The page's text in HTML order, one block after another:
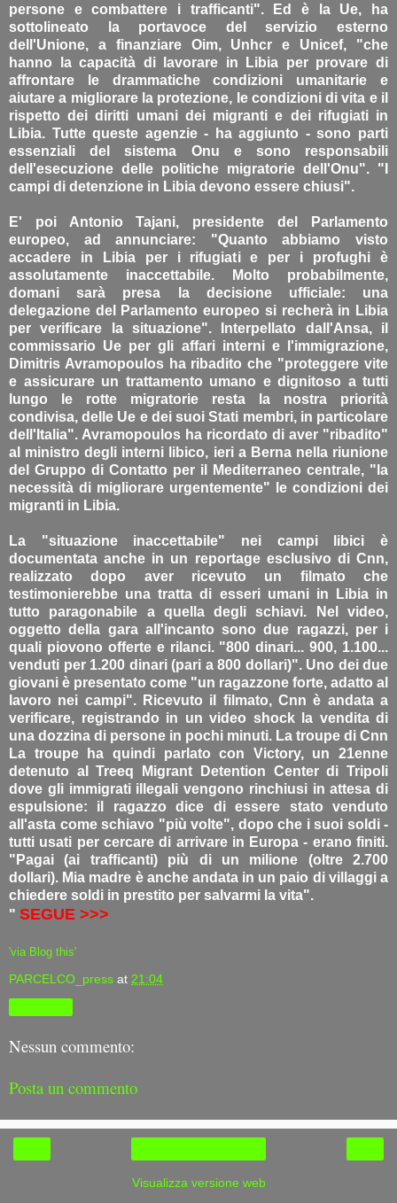
persone e combattere i trafficanti". Ed è la Ue, ha
sottolineato la portavoce del servizio esterno
dell'Unione, a finanziare Oim, Unhcr e Unicef, "che
hanno la capacità di lavorare in Libia per provare di
affrontare le drammatiche condizioni umanitarie e
aiutare a migliorare la protezione, le condizioni di vita e il
rispetto dei diritti umani dei migranti e dei rifugiati in
Libia. Tutte queste agenzie - ha aggiunto - sono parti
essenziali del sistema Onu e sono responsabili
dell'esecuzione delle politiche migratorie dell'Onu". "I
campi di detenzione in Libia devono essere chiusi".
E' poi Antonio Tajani, presidente del Parlamento
europeo, ad annunciare: "Quanto abbiamo visto
accadere in Libia per i rifugiati e per i profughi è
assolutamente inaccettabile. Molto probabilmente,
domani sarà presa la decisione ufficiale: una
delegazione del Parlamento europeo si recherà in Libia
per verificare la situazione". Interpellato dall'Ansa, il
commissario Ue per gli affari interni e l'immigrazione,
Dimitris Avramopoulos ha ribadito che "proteggere vite
e assicurare un trattamento umano e dignitoso a tutti
lungo le rotte migratorie resta la nostra priorità
condivisa, delle Ue e dei suoi Stati membri, in particolare
dell'Italia". Avramopoulos ha ricordato di aver "ribadito"
al ministro degli interni libico, ieri a Berna nella riunione
del Gruppo di Contatto per il Mediterraneo centrale, "la
necessità di migliorare urgentemente" le condizioni dei
migranti in Libia.
La "situazione inaccettabile" nei campi libici è
documentata anche in un reportage esclusivo di Cnn,
realizzato dopo aver ricevuto un filmato che
testimonierebbe una tratta di esseri umani in Libia in
tutto paragonabile a quella degli schiavi. Nel video,
oggetto della gara all'incanto sono due ragazzi, per i
quali piovono offerte e rilanci. "800 dinari... 900, 1.100...
venduti per 1.200 dinari (pari a 800 dollari)". Uno dei due
giovani è presentato come "un ragazzone forte, adatto al
lavoro nei campi". Ricevuto il filmato, Cnn è andata a
verificare, registrando in un video shock la vendita di
una dozzina di persone in pochi minuti. La troupe di Cnn
La troupe ha quindi parlato con Victory, un 21enne
detenuto al Treeq Migrant Detention Center di Tripoli
dove gli immigrati illegali vengono rinchiusi in attesa di
espulsione: il ragazzo dice di essere stato venduto
all'asta come schiavo "più volte", dopo che i suoi soldi -
tutti usati per cercare di arrivare in Europa - erano finiti.
"Pagai (ai trafficanti) più di un milione (oltre 2.700
dollari). Mia madre è anche andata in un paio di villaggi a
chiedere soldi in prestito per salvarmi la vita".
" SEGUE >>>
'via Blog this'
PARCELCO_press at 21:04
Nessun commento:
Posta un commento
Visualizza versione web